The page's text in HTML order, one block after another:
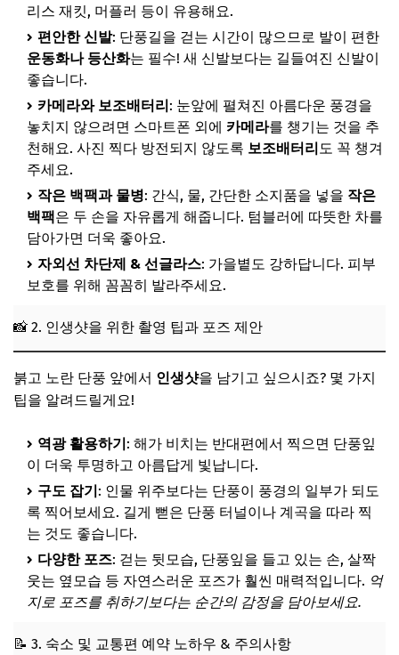
리스 재킷, 머플러 등이 유용해요.
편안한 신발: 단풍길을 걷는 시간이 많으므로 발이 편한
운동화나 등산화는 필수! 새 신발보다는 길들여진 신발이
좋습니다.
카메라와 보조배터리 : 눈앞에 펼쳐진 아름다운 풍경을
놓치지 않으려면 스마트폰 외에 카메라를 챙기는 것을 추
천해요. 사진 찍다 방전되지 않도록 보조배터리 도 꼭 챙겨
주세요.
작은 백팩과 물병: 간식, 물, 간단한 소지품을 넣을 작은
백팩은 두 손을 자유롭게 해줍니다. 텀블러에 따뜻한 차를
담아가면 더욱 좋아요.
자외선 차단제 & 선글라스: 가을볕도 강하답니다. 피부
보호를 위해 꼼꼼히 발라주세요.
📸 2. 인생샷을 위한 촬영 팁과 포즈 제안
붉고 노란 단풍 앞에서 인생샷을 남기고 싶으시죠? 몇 가지
팁을 알려드릴게요!
역광 활용하기 : 해가 비치는 반대편에서 찍으면 단풍잎
이 더욱 투명하고 아름답게 빛납니다.
구도 잡기 : 인물 위주보다는 단풍이 풍경의 일부가 되도
록 찍어보세요. 길게 뻗은 단풍 터널이나 계곡을 따라 찍
는 것도 좋습니다.
다양한 포즈: 걷는 뒷모습, 단풍잎을 들고 있는 손, 살짝
웃는 옆모습 등 자연스러운 포즈가 훨씬 매력적입니다. 억
지로 포즈를 취하기보다는 순간의 감정을 담아보세요.
📝 3. 숙소 및 교통편 예약 노하우 & 주의사항